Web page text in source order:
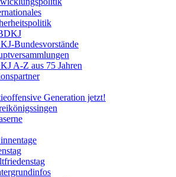
Bundesvorstände
A-Z aus 75 Jahren
Generation jetzt!